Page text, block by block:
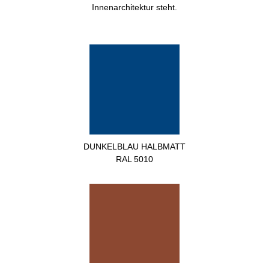
Innenarchitektur steht.
DUNKELBLAU HALBMATT
RAL 5010